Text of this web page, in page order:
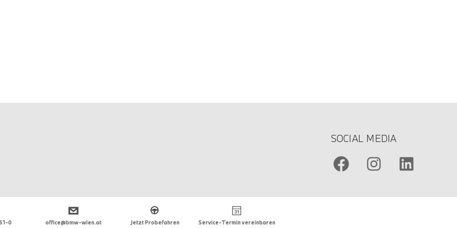
SOCIAL MEDIA
0 office@bmw-wien.at Jetzt Probefahren Service-Termin vereinbaren